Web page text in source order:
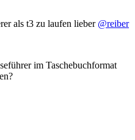
als t3 zu laufen lieber @reiber
im Taschebuchformat